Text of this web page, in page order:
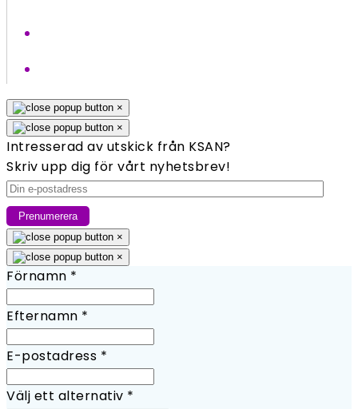
×
×
Intresserad av utskick från KSAN?
Skriv upp dig för vårt nyhetsbrev!
×
×
Förnamn *
Efternamn *
E-postadress *
Välj ett alternativ *